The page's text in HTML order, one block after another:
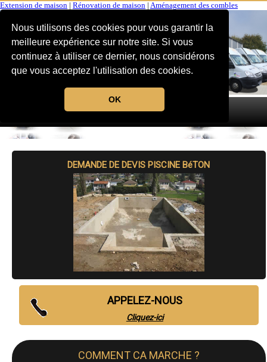
Nous utilisons des cookies pour vous garantir la
meilleure expérience sur notre site. Si vous
continuez à utiliser ce dernier, nous considérons
que vous acceptez l'utilisation des cookies.
OK
Extension de maison Rénovation de maison Aménagement des combles
MENU
DEMANDE DE DEVIS PISCINE BéTON
APPELEZ-NOUS
Cliquez-ici
COMMENT CA MARCHE ?